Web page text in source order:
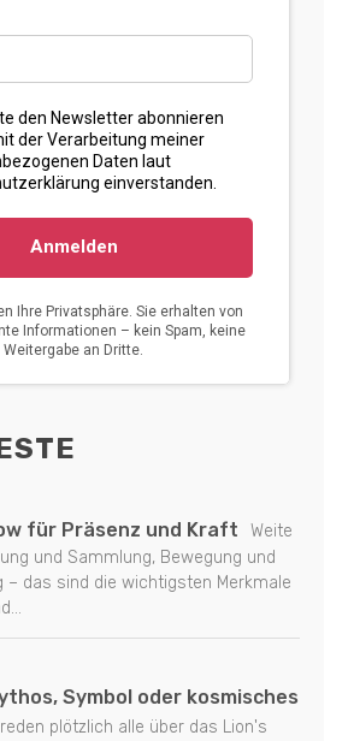
für Präsenz und Kraft
Weite
und Sammlung, Bewegung und
– das sind die wichtigsten Merkmale
Symbol oder kosmisches
plötzlich alle über das Lion's